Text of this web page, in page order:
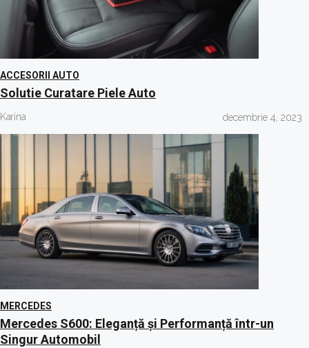
ACCESORII AUTO
Solutie Curatare Piele Auto
Karina decembrie 4, 2023
MERCEDES
Mercedes S600: Eleganță și Performanță într-un
Singur Automobil